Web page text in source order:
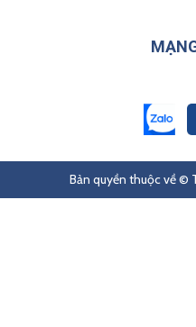
Bản quyền thuộc về ©